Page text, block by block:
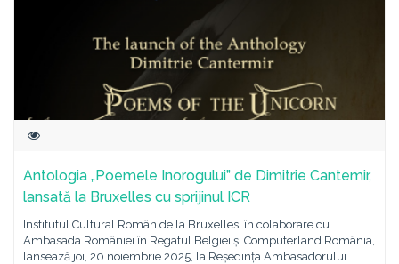
Antologia „Poemele Inorogului” de Dimitrie Cantemir,
lansată la Bruxelles cu sprijinul ICR
Institutul Cultural Român de la Bruxelles, în colaborare cu
Ambasada României în Regatul Belgiei și Computerland România,
lansează joi, 20 noiembrie 2025, la Reședința Ambasadorului